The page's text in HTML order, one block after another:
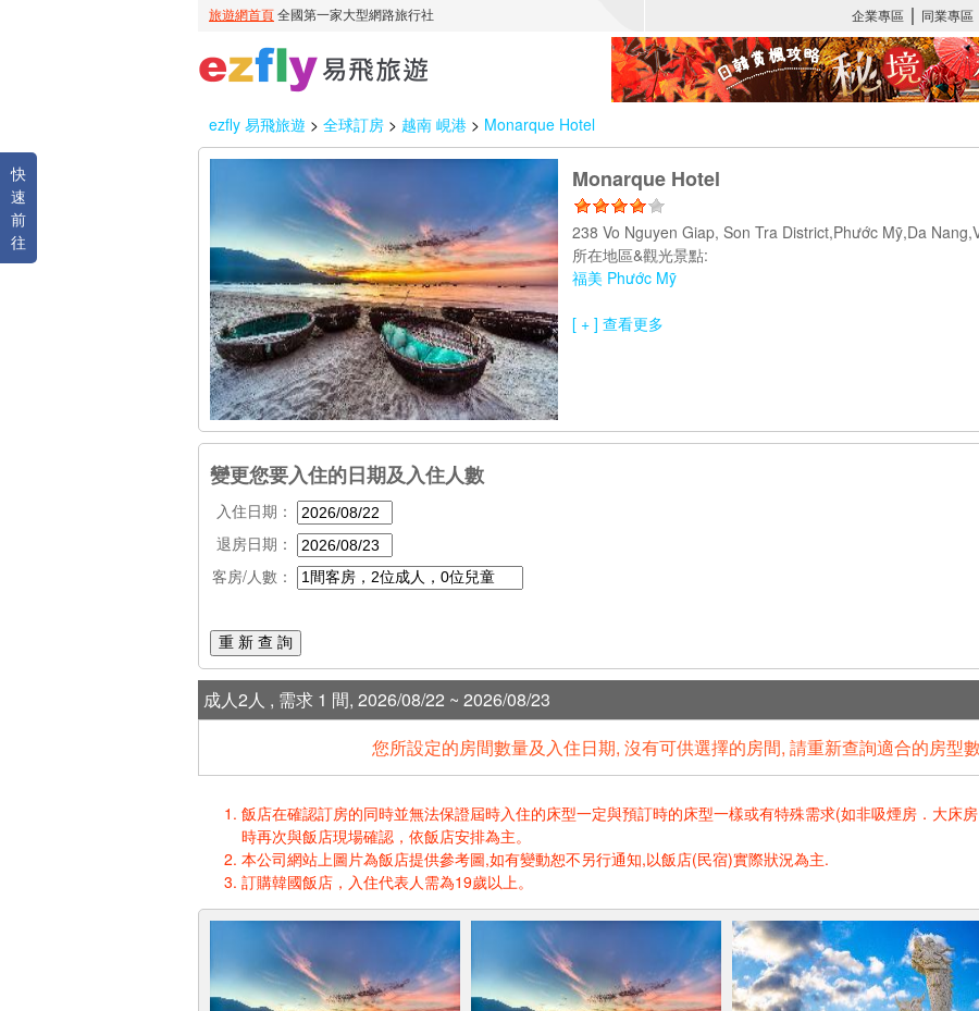
ezfly 易飛旅遊 > 全球訂房 > 越南 峴港 > Monarque Hotel
快
速
前
往
Monarque Hotel
238 Vo Nguyen Giap, Son Tra District,Phước Mỹ,Da
所在地區&觀光景點:
福美 Phước Mỹ
[ + ] 查看更多
變更您要入住的日期及入住人數
入住日期：
退房日期：
客房/人數：
重 新 查 詢
成人2人 , 需求 1 間, 2026/08/22 ~ 2026/08/23
您所設定的房間數量及入住日期, 沒有可供選擇的房間, 請重新查詢適合的房型
飯店在確認訂房的同時並無法保證屆時入住的床型一定與預訂時的床型一樣或有特殊需求(如非吸煙房．大床
時再次與飯店現場確認，依飯店安排為主。
本公司網站上圖片為飯店提供參考圖,如有變動恕不另行通知,以飯店(民宿)實際狀況為主.
訂購韓國飯店，入住代表人需為19歲以上。